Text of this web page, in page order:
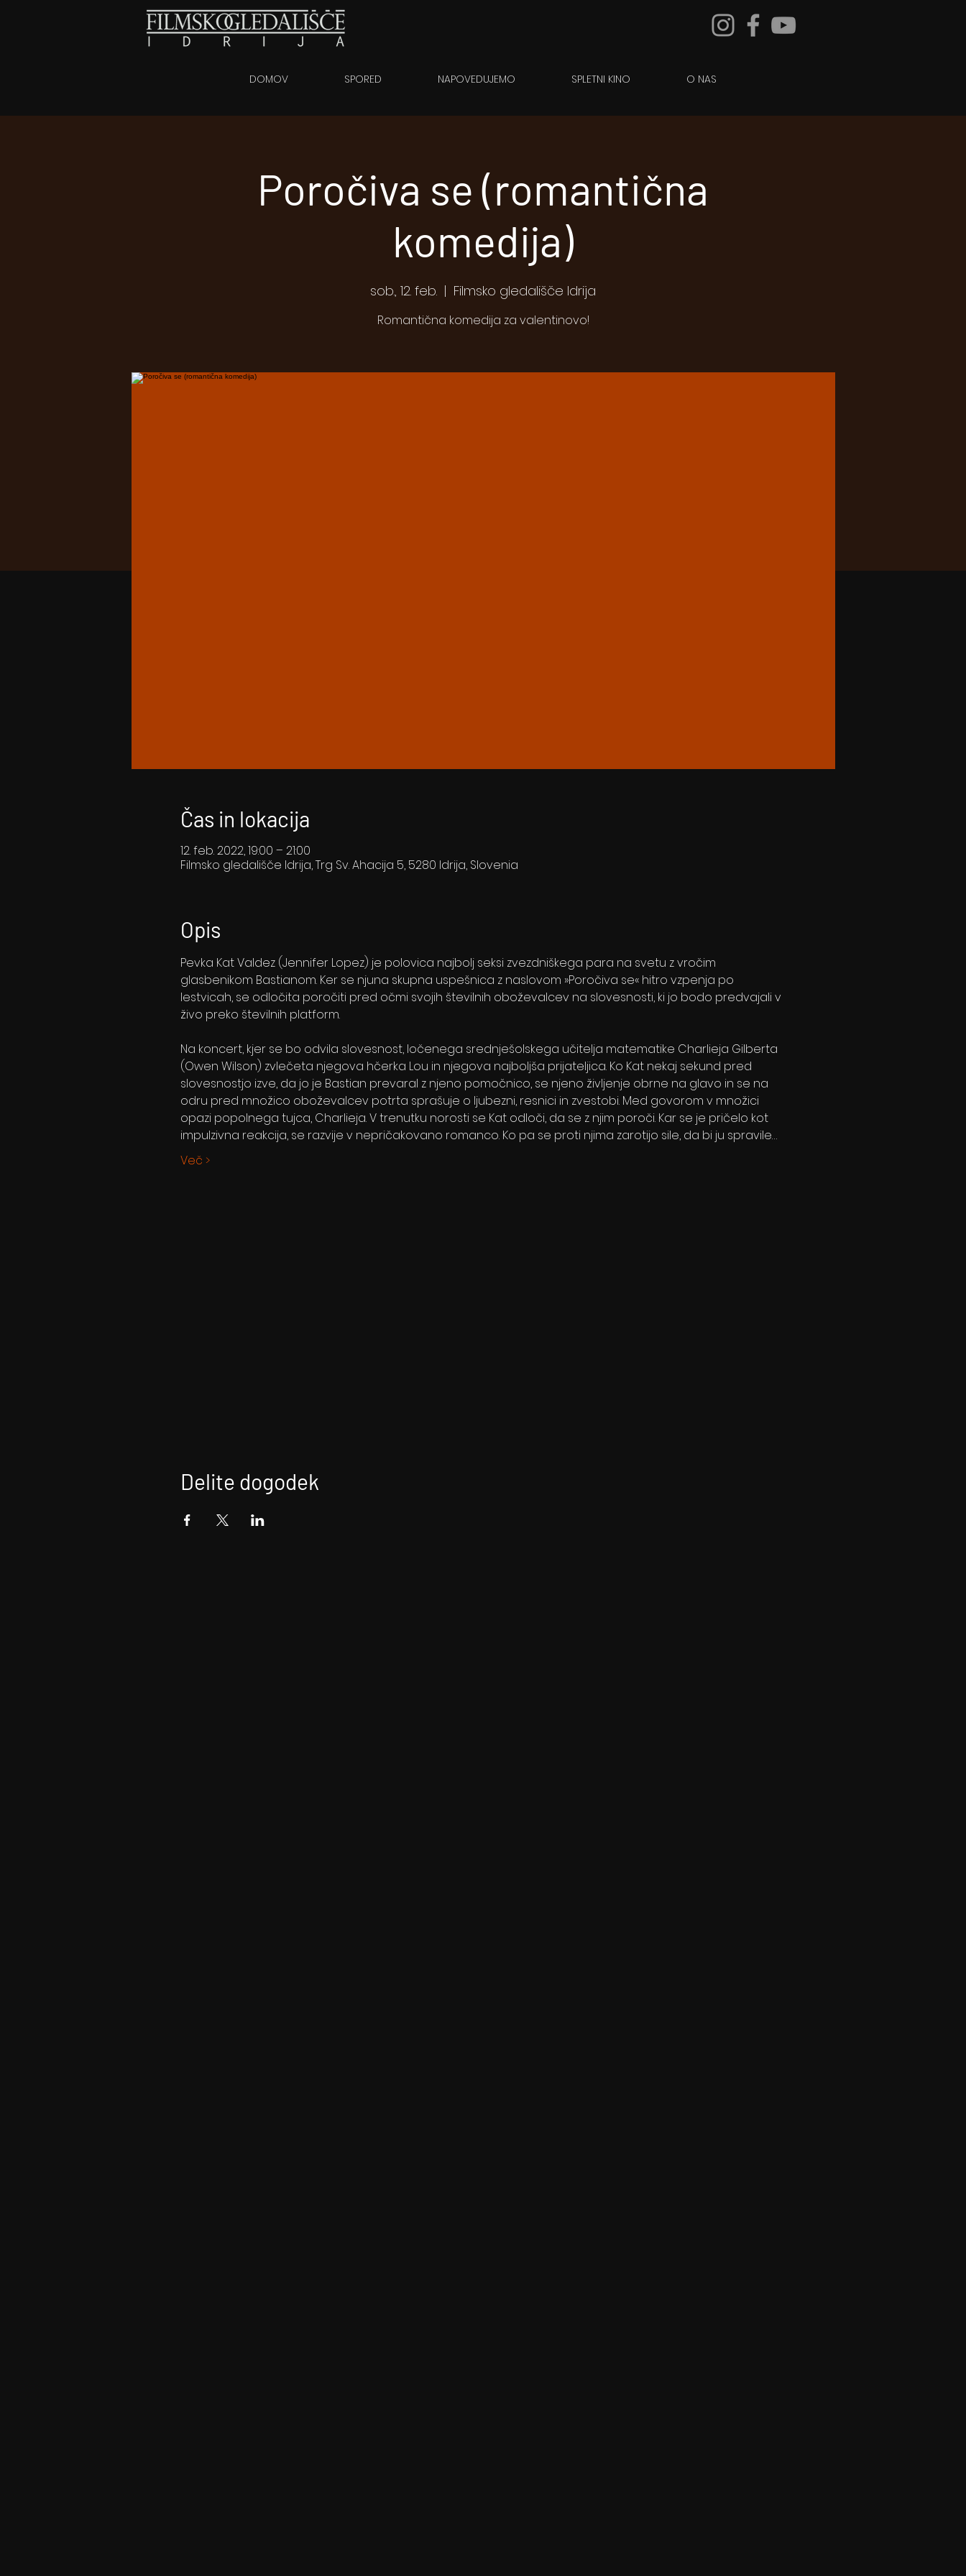
DOMOV SPORED NAPOVEDUJEMO SPLETNI KINO O NAS
Poročiva se (romantična
komedija)
sob., 12. feb.
  |
Filmsko gledališče Idrija
Romantična komedija za valentinovo!
Čas in lokacija
12. feb. 2022, 19:00 – 21:00
Filmsko gledališče Idrija, Trg Sv. Ahacija 5, 5280 Idrija, Slovenia
Opis
Pevka Kat Valdez (Jennifer Lopez) je polovica najbolj seksi zvezdniškega para na svetu z vročim
glasbenikom Bastianom. Ker se njuna skupna uspešnica z naslovom »Poročiva se« hitro vzpenja po
lestvicah, se odločita poročiti pred očmi svojih številnih oboževalcev na slovesnosti, ki jo bodo predvajali v
živo preko številnih platform.
Na koncert, kjer se bo odvila slovesnost, ločenega srednješolskega učitelja matematike Charlieja Gilberta
(Owen Wilson) zvlečeta njegova hčerka Lou in njegova najboljša prijateljica. Ko Kat nekaj sekund pred
slovesnostjo izve, da jo je Bastian prevaral z njeno pomočnico, se njeno življenje obrne na glavo in se na
odru pred množico oboževalcev potrta sprašuje o ljubezni, resnici in zvestobi. Med govorom v množici
opazi popolnega tujca, Charlieja. V trenutku norosti se Kat odloči, da se z njim poroči. Kar se je pričelo kot
impulzivna reakcija, se razvije v nepričakovano romanco. Ko pa se proti njima zarotijo sile, da bi ju spravile…
Več >
Delite dogodek